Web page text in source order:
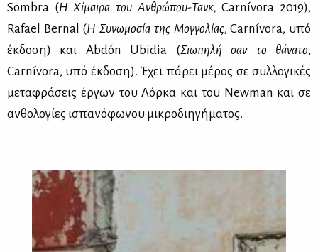
Sombra (Η Χί­μαι­ρα του Αν­θρώ­που-Τανκ,Carnívora 2019),
Rafael Bernal (Η Συ­νω­μο­σία της Μογ­γο­λί­ας,Carnívora, υπό
έκ­δο­ση) και Abdón Ubidia (Σιω­πη­λή σαν το θά­να­το,
Carnívora, υπό έκ­δο­ση). Έχει πά­ρει μέ­ρος σε συλ­λο­γι­κές
με­τα­φρά­σεις έρ­γων του Λόρ­κα και του Newman και σε
αν­θο­λο­γί­ες ισπα­νό­φω­νου μι­κρο­δι­η­γή­μα­τος.